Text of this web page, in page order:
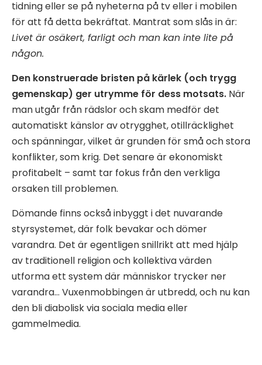
tidning eller se på nyheterna på tv eller i mobilen
för att få detta bekräftat. Mantrat som slås in är:
Livet är osäkert, farligt och man kan inte lite på
någon.
Den konstruerade bristen på kärlek (och trygg
gemenskap) ger utrymme för dess motsats. När
man utgår från rädslor och skam medför det
automatiskt känslor av otrygghet, otillräcklighet
och spänningar, vilket är grunden för små och stora
konflikter, som krig. Det senare är ekonomiskt
profitabelt – samt tar fokus från den verkliga
orsaken till problemen.
Dömande finns också inbyggt i det nuvarande
styrsystemet, där folk bevakar och dömer
varandra. Det är egentligen snillrikt att med hjälp
av traditionell religion och kollektiva värden
utforma ett system där människor trycker ner
varandra… Vuxenmobbingen är utbredd, och nu kan
den bli diabolisk via sociala media eller
gammelmedia.